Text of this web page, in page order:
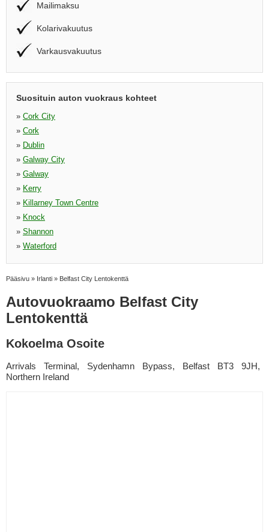
Mailimaksu
Kolarivakuutus
Varkausvakuutus
Suosituin auton vuokraus kohteet
» Cork City
» Cork
» Dublin
» Galway City
» Galway
» Kerry
» Killarney Town Centre
» Knock
» Shannon
» Waterford
Pääsivu » Irlanti » Belfast City Lentokenttä
Autovuokraamo Belfast City
Lentokenttä
Kokoelma Osoite
Arrivals Terminal, Sydenhamn Bypass, Belfast BT3 9JH,
Northern Ireland